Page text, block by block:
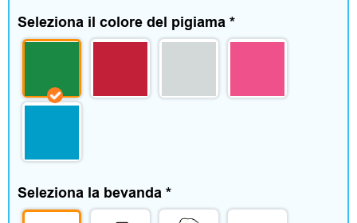
e
s
r
i
Seleziona il colore del pigiama *
Seleziona la bevanda *